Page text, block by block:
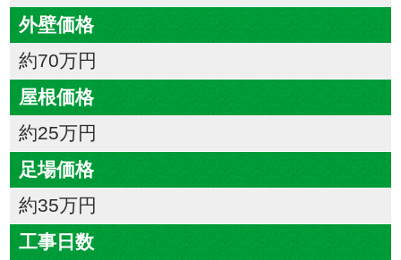
外壁価格
約70万円
屋根価格
約25万円
足場価格
約35万円
工事日数